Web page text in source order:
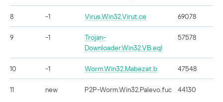
8 -1 Virus.Win32.Virut.ce 69078
9 -1
Trojan-
Downloader.Win32.VB.eql
57578
10 -1 Worm.Win32.Mabezat.b 47548
11 new P2P-Worm.Win32.Palevo.fuc 44130